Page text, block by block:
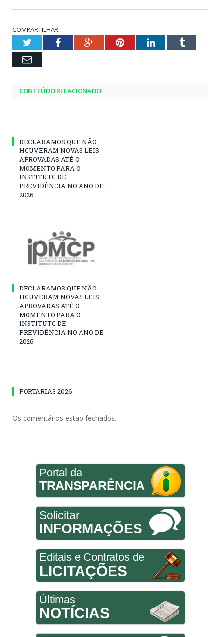
COMPARTILHAR:
TwitterFacebookGoogle+PinterestLinkedInTumblr
Email
CONTEÚDO RELACIONADO
DECLARAMOS QUE NÃO
HOUVERAM NOVAS LEIS
APROVADAS ATÉ O
MOMENTO PARA O
INSTITUTO DE
PREVIDÊNCIA NO ANO DE
2026
DECLARAMOS QUE NÃO
HOUVERAM NOVAS LEIS
APROVADAS ATÉ O
MOMENTO PARA O
INSTITUTO DE
PREVIDÊNCIA NO ANO DE
2026
PORTARIAS 2026
Os comentários estão fechados.
Portal da
TRANSPARÊNCIA
Solicitar
INFORMAÇÕES
Editais e Contratos de
LICITAÇÕES
Últimas
NOTÍCIAS